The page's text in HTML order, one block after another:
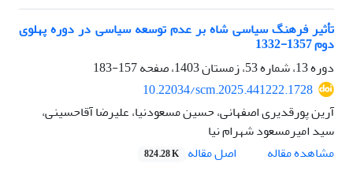
تأثیر فرهنگ سیاسی شاه بر عدم توسعه سیاسی در دوره پهلوی
دوم 1357-1332
دوره 13، شماره 53، زمستان 1403، صفحه
157-183
10.22034/scm.2025.441222.1728
آرین پورقدیری اصفهانی، حسین مسعودنیا، علیرضا آقاحسینی،
سید امیرمسعود شهرام نیا
مشاهده مقاله
اصل مقاله 824.28 K